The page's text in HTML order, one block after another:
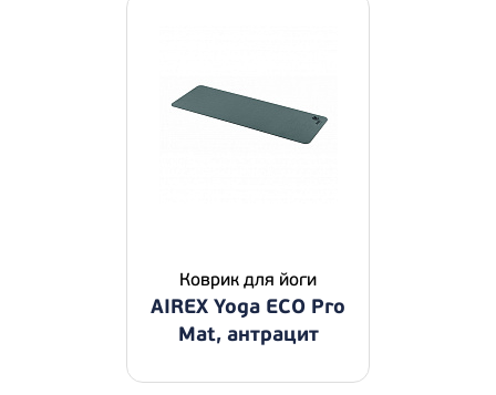
Коврик для йоги
AIREX Yoga ECO Pro
Mat, антрацит